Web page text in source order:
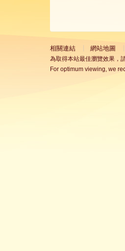
相關連結 網站地圖
為取得本站最佳瀏覽效果，
For optimum viewing, we